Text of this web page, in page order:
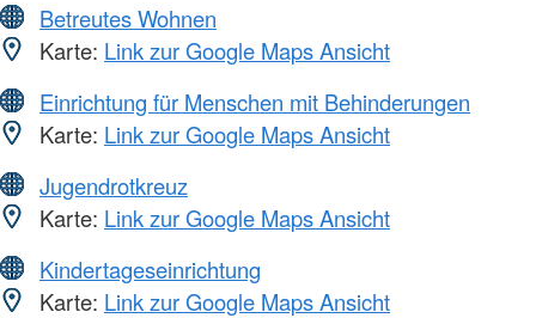
Betreutes Wohnen
Karte: Link zur Google Maps Ansicht
Einrichtung für Menschen mit Behinderungen
Karte: Link zur Google Maps Ansicht
Jugendrotkreuz
Karte: Link zur Google Maps Ansicht
Kindertageseinrichtung
Karte: Link zur Google Maps Ansicht